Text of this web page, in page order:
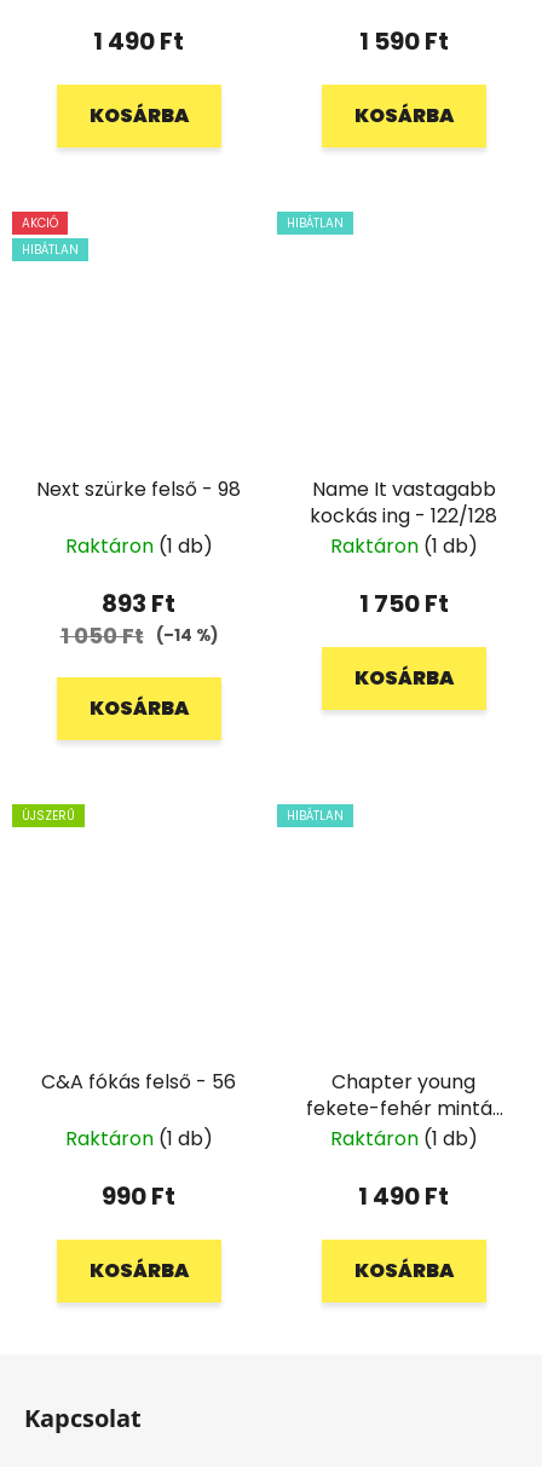
1 490 Ft
KOSÁRBA
1 590 Ft
KOSÁRBA
AKCIÓ
HIBÁTLAN
Next szürke felső - 98
Raktáron (1 db)
893 Ft
1 050 Ft (–14 %)
KOSÁRBA
HIBÁTLAN
Name It vastagabb
kockás ing - 122/128
Raktáron (1 db)
1 750 Ft
KOSÁRBA
ÚJSZERŰ
C&A fókás felső - 56
Raktáron (1 db)
990 Ft
KOSÁRBA
HIBÁTLAN
Chapter young
fekete-fehér mintás
blúz - 146/152
Raktáron (1 db)
1 490 Ft
KOSÁRBA
Kapcsolat